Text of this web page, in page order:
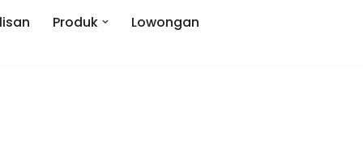
Produk
Lowongan